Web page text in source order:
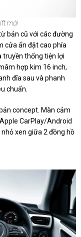
mới
bản cũ với các đường
cửa ẩn đặt cao phía
truyền thống tiện lợi
hợp kim 16 inch,
đĩa sau và phanh
chuẩn.
concept. Màn cảm
CarPlay/Android
xen giữa 2 đồng hồ